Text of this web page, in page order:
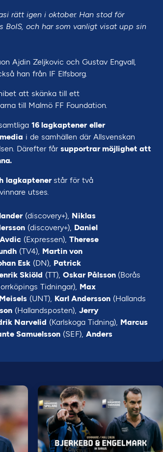
rätt igen i oktober. Han stod för
BoIS, och har som vanligt visat upp sin
Ajdin Zeljkovic och Gustav Engvall,
han från IF Elfsborg.
att skänka till ett
till Malmö FF Foundation.
16 lagkaptener eller
i de samhällen där Allsvenskan
Därefter får supportrar möjlighet att
lagkaptener står för två
utses.
(discovery+), Niklas
(discovery+), Daniel
(Expressen), Therese
(TV4), Martin von
Esk (DN), Patrick
Skiöld (TT), Oskar Pålsson (Borås
Tidningar), Max
(UNT), Karl Andersson (Hallands
(Hallandsposten), Jerry
Narvelid (Karlskoga Tidning), Marcus
Samuelsson (SEF), Anders